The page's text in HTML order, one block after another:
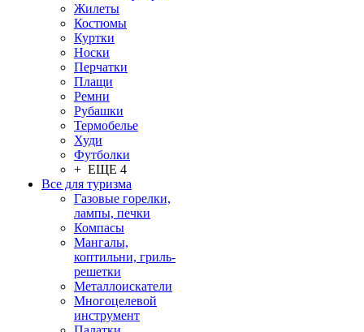
Жилеты
Костюмы
Куртки
Носки
Перчатки
Плащи
Ремни
Рубашки
Термобелье
Худи
Футболки
+ ЕЩЕ 4
Все для туризма
Газовые горелки,
лампы, печки
Компасы
Мангалы,
коптильни, гриль-
решетки
Металлоискатели
Многоцелевой
инструмент